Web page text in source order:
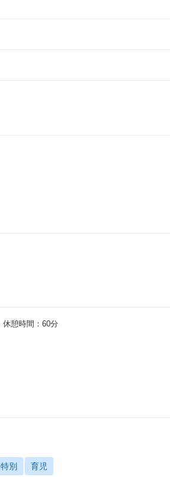
憩時間：60分
特別 育児